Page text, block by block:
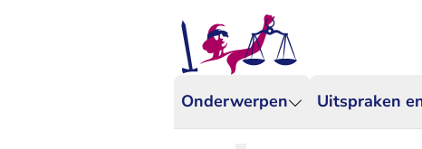
Onderwerpen Uitspraken